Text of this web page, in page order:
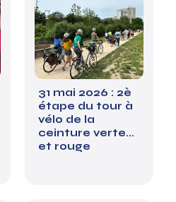
31 mai 2026 : 2è
étape du tour à
vélo de la
ceinture verte...
et rouge